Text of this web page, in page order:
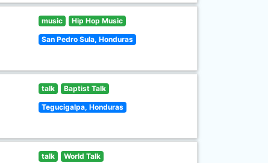
music Hip Hop Music
San Pedro Sula, Honduras
talk Baptist Talk
Tegucigalpa, Honduras
talk World Talk